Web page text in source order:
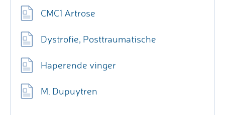
CMC1 Artrose
Dystrofie, Posttraumatische
Haperende vinger
M. Dupuytren